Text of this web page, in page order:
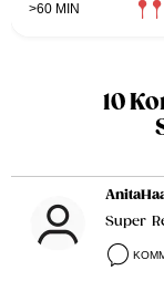
>60 MIN
10
Super